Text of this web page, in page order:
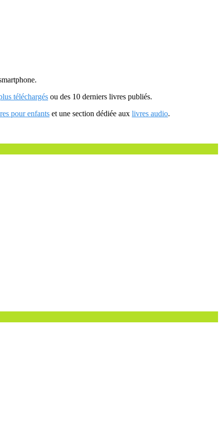
téléchargés ou des 10 derniers livres publiés.
pour enfants et une section dédiée aux livres audio.